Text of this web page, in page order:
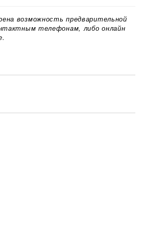
возможность предварительной
телефонам, либо онлайн